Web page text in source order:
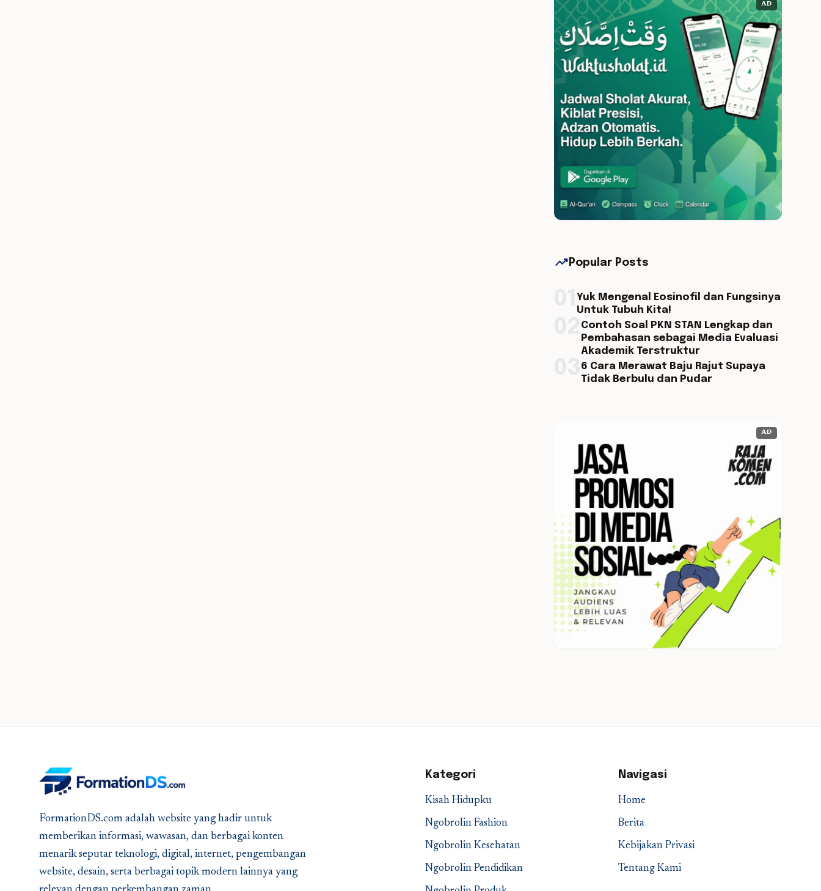
AD
trending_up Popular Posts
Yuk Mengenal Eosinofil dan Fungsinya
Untuk Tubuh Kita!
Contoh Soal PKN STAN Lengkap dan
Pembahasan sebagai Media Evaluasi
Akademik Terstruktur
6 Cara Merawat Baju Rajut Supaya
Tidak Berbulu dan Pudar
AD
FormationDS.com adalah website yang hadir untuk
memberikan informasi, wawasan, dan berbagai konten
menarik seputar teknologi, digital, internet, pengembangan
website, desain, serta berbagai topik modern lainnya yang
Kategori
Kisah Hidupku
Ngobrolin Fashion
Ngobrolin Kesehatan
Ngobrolin Pendidikan
Navigasi
Home
Berita
Kebijakan Privasi
Tentang Kami